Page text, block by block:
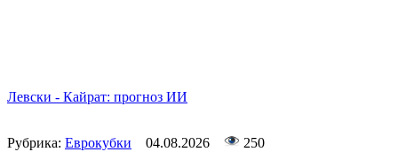
Левски - Кайрат: прогноз ИИ
Рубрика: Еврокубки 04.08.2026 250